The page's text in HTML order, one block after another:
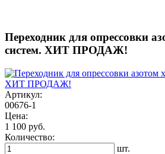
Переходник для опрессовки
систем. ХИТ ПРОДАЖ!
Артикул:
00676-1
Цена:
1 100 руб.
Количество:
шт.